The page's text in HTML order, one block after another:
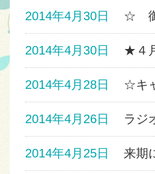
2014年4月30日 ☆
2014年4月30日 ★４
2014年4月28日 ☆キャ
2014年4月26日 ラジ
2014年4月25日 来期